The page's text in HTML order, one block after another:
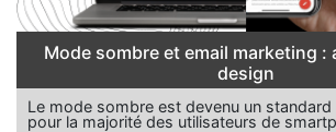
Mode sombre et email marketing :
design
Le mode sombre est devenu un
pour la majorité des utilisateurs de